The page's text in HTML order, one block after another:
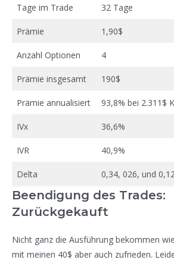
Tage im Trade 32 Tage
Prämie 1,90$
Anzahl Optionen 4
Prämie insgesamt 190$
Prämie annualisiert 93,8% bei 2.311$
IVx 36,6%
IVR 40,9%
Delta 0,34, 026, und
Beendigung des Trades:
Zurückgekauft
Nicht ganz die Ausführung bekommen
mit meinen 40$ aber auch zufrieden.